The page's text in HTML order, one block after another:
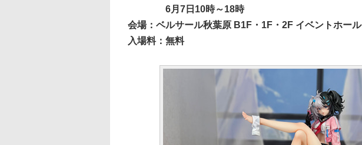
6月7日10時～18時
会場：ベルサール秋葉原 B1F・1F・2F イベントホール
入場料：無料